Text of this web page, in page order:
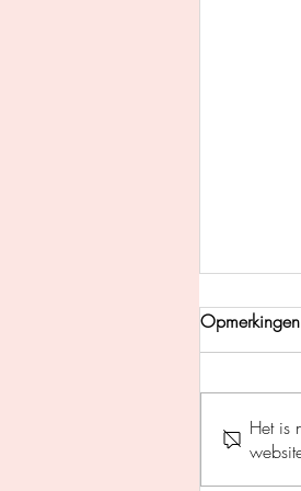
Opmerkingen
Het is